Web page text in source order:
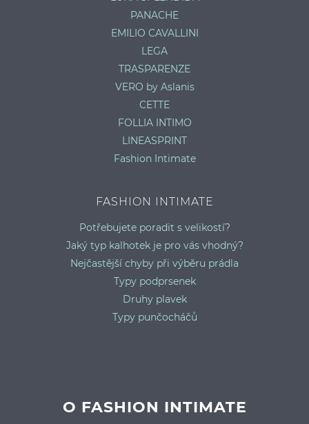
PANACHE
EMILIO CAVALLINI
LEGA
TRASPARENZE
VERO by Aslanis
CETTE
FOLLIA INTIMO
LINEASPRINT
Fashion Intimate
FASHION INTIMATE
Potřebujete poradit s velikostí?
Jaký typ kalhotek je pro vás vhodný?
Nejčastější chyby při výběru prádla
Typy podprsenek
Druhy plavek
Typy punčocháčů
O FASHION INTIMATE